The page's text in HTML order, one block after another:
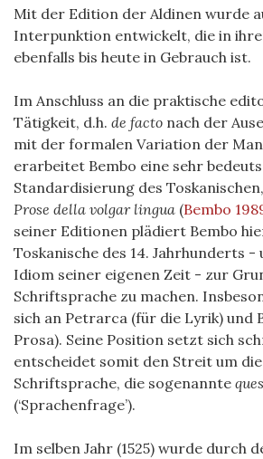
Mit der Edition der Aldinen wurde
Interpunktion entwickelt, die in
ebenfalls bis heute in Gebrauch ist.
Im Anschluss an die praktische
Tätigkeit, d.h. de facto nach der
mit der formalen Variation der
erarbeitet Bembo eine sehr
Standardisierung des
Prose della volgar lingua (Bembo
seiner Editionen plädiert Bembo
Toskanische des 14. Jahrhunderts
Idiom seiner eigenen Zeit - zur
Schriftsprache zu machen.
sich an Petrarca (für die Lyrik) und
Prosa). Seine Position setzt sich
entscheidet somit den Streit um
Schriftsprache, die sogenannte
(‘Sprachenfrage’).
Im selben Jahr (1525) wurde durch